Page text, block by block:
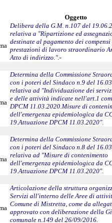
Oggetto
Delibera della G.M. n.107 del
relativa a "Ripartizione ed
destinate al pagamento dei compensi
prestazioni di lavoro straordinario
Atto di indirizzo.".-
Determina della Commissione
con i poteri del Sindaco n.9 del
relativa ad "Individuazione dei
e delle attività indicate nell'art.1
DPCM 11.03.2020.Misure di
dell'emergenza epidemiologica da
19.Attuazione DPCM 11.03.2020".
Determina della Commissione
con i poteri del Sindaco n.8 del
relativa ad "Misure di contenimento
dell'emergenza epidemiologica da
19.Attuazione DPCM 11.03.2020".
Articolazione della struttura
Servizi all'interno delle Aree di
Comune di Mistretta, come da
approvato con deliberazione della
comunale n.149 del 26/09/2016.